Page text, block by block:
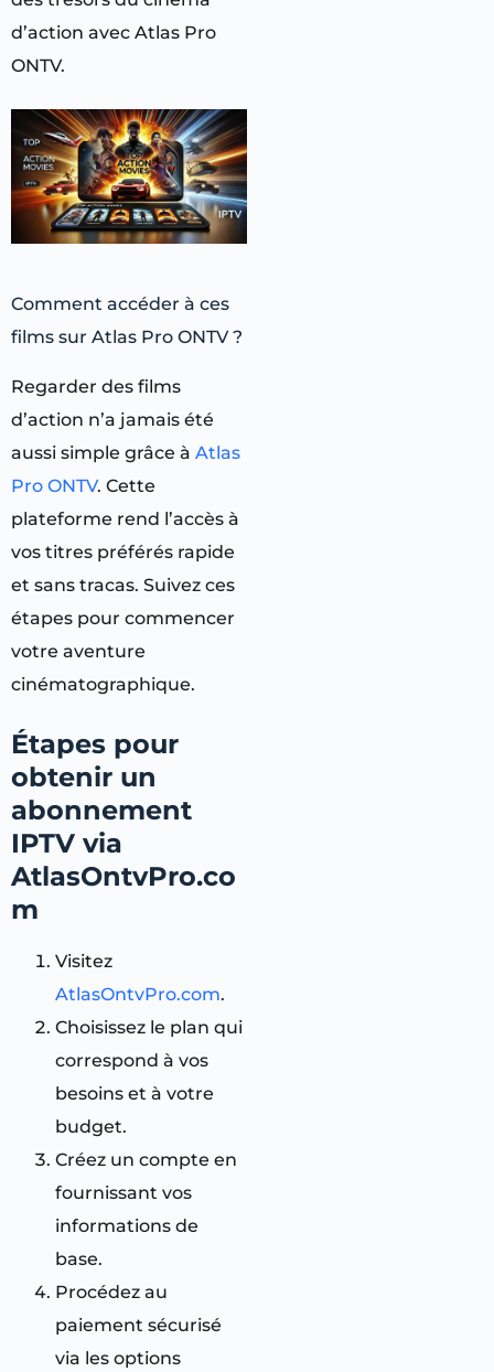
d’action avec Atlas Pro
ONTV.
Comment accéder à ces
films sur Atlas Pro ONTV ?
Regarder des films
d’action n’a jamais été
aussi simple grâce à Atlas
Pro ONTV. Cette
plateforme rend l’accès à
vos titres préférés rapide
et sans tracas. Suivez ces
étapes pour commencer
votre aventure
cinématographique.
Étapes pour
obtenir un
abonnement
IPTV via
AtlasOntvPro.co
m
Visitez
AtlasOntvPro.com.
Choisissez le plan qui
correspond à vos
besoins et à votre
budget.
Créez un compte en
fournissant vos
informations de
base.
Procédez au
paiement sécurisé
via les options